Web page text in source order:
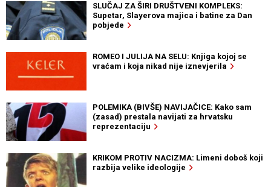
SLUČAJ ZA ŠIRI DRUŠTVENI KOMPLEKS:
Supetar, Slayerova majica i batine za Dan
pobjede
ROMEO I JULIJA NA SELU: Knjiga kojoj se
vraćam i koja nikad nije iznevjerila
POLEMIKA (BIVŠE) NAVIJAČICE: Kako sam
(zasad) prestala navijati za hrvatsku
reprezentaciju
KRIKOM PROTIV NACIZMA: Limeni doboš koji
razbija velike ideologije